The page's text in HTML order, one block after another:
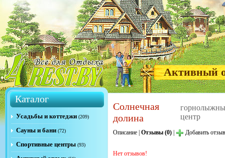
Активный
Каталог
Усадьбы и коттеджи (209)
Сауны и бани (72)
Спортивные центры (93)
Солнечная
долина
центр
Описание Отзывы (0) Добавить отзыв
Нет отзывов!